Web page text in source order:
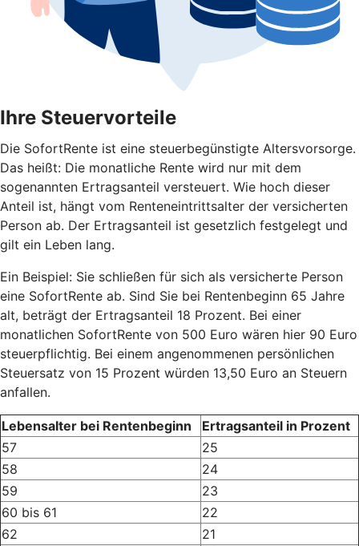
Ihre Steuervorteile
Die SofortRente ist eine steuerbegünstigte Altersvorsorge.
Das heißt: Die monatliche Rente wird nur mit dem
sogenannten Ertragsanteil versteuert. Wie hoch dieser
Anteil ist, hängt vom Renteneintrittsalter der versicherten
Person ab. Der Ertragsanteil ist gesetzlich festgelegt und
gilt ein Leben lang.
Ein Beispiel: Sie schließen für sich als versicherte Person
eine SofortRente ab. Sind Sie bei Rentenbeginn 65 Jahre
alt, beträgt der Ertragsanteil 18 Prozent. Bei einer
monatlichen SofortRente von 500 Euro wären hier 90 Euro
steuerpflichtig. Bei einem angenommenen persönlichen
Steuersatz von 15 Prozent würden 13,50 Euro an Steuern
anfallen.
Lebensalter bei Rentenbeginn
Ertragsanteil in Prozent
57
25
58
24
59
23
60 bis 61
22
62
21